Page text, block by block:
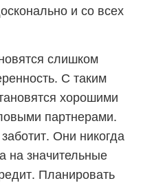
и со всех
слишком
С таким
хорошими
партнерами.
Они никогда
на значительные
Планировать